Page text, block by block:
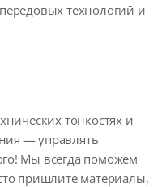
технологий и
тонкостях и
— управлять
Мы всегда поможем
пришлите материалы,